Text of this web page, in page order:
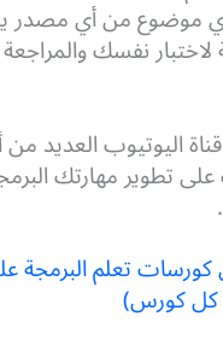
موضوع من أي مصدر
نفسك
اليوتيوب العديد من
تطوير مهارتك
تعلم البرمجة
كل كورس)